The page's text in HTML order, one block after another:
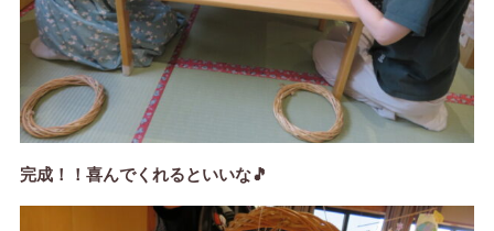
完成！！喜んでくれるといいな🎵